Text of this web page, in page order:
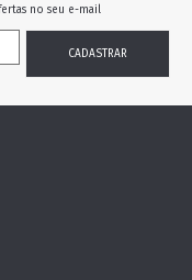
no seu e-mail